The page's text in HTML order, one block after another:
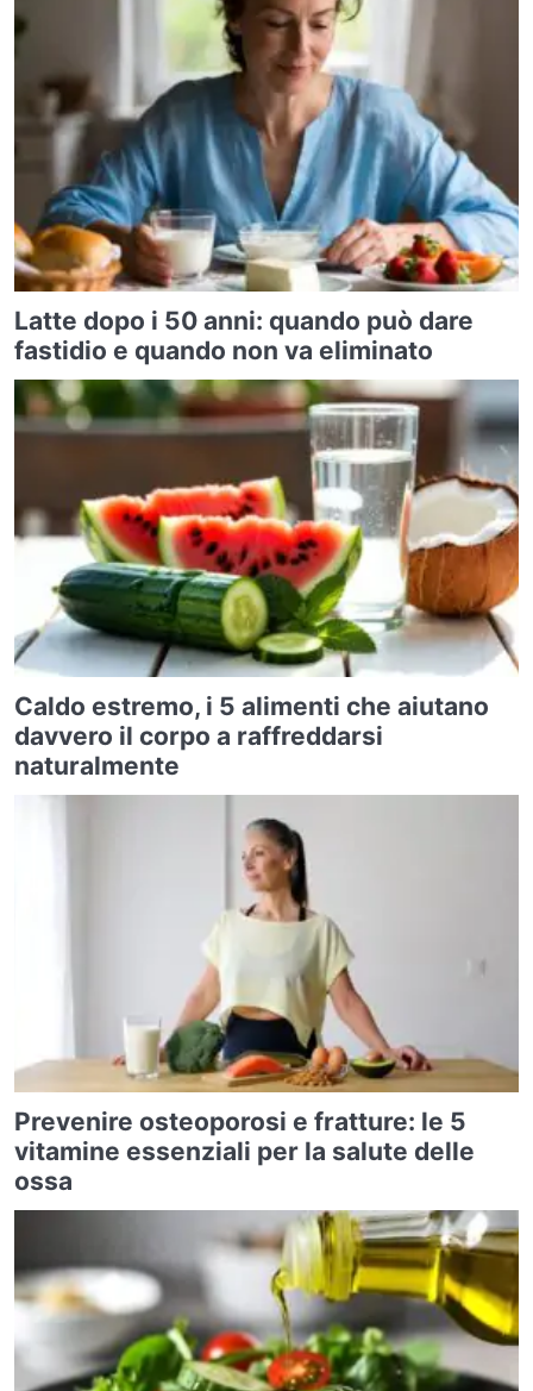
Latte dopo i 50 anni: quando può dare
fastidio e quando non va eliminato
Caldo estremo, i 5 alimenti che aiutano
davvero il corpo a raffreddarsi
naturalmente
Prevenire osteoporosi e fratture: le 5
vitamine essenziali per la salute delle
ossa